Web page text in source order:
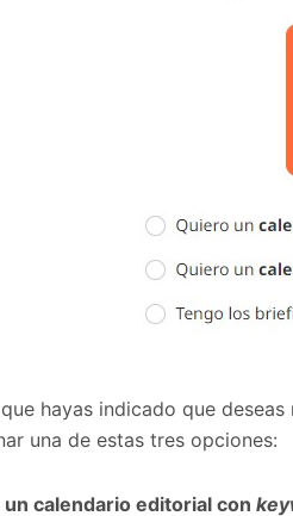
hayas indicado que
una de estas tres opciones:
un calendario editorial con